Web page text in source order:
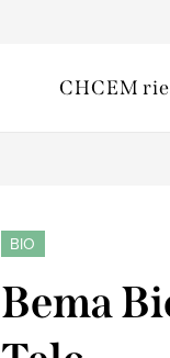
CHCEM
BIO
Bema